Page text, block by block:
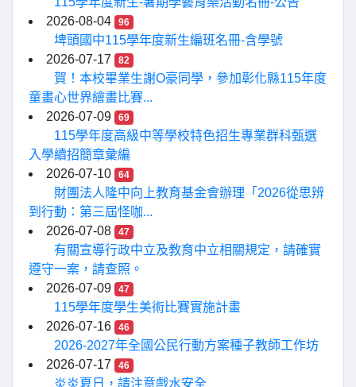
2026-08-04
96
埤頭國中115學年度新生編班名冊-含學號
2026-07-17
82
賀！本校畢業生謝O豪同學，參加彰化縣115年度
童畫心世界繪畫比賽...
2026-07-09
69
115學年度高級中等學校特色招生專業群科甄選
入學續招簡章彙編
2026-07-10
64
財團法人隆中向上教育基金會辦理「2026從思辨
到行動：第三屆怪咖...
2026-07-08
47
有關宣導行政中立及教育中立相關規定，請確實
遵守一案，請查照。
2026-07-09
47
115學年度學生美術比賽實施計畫
2026-07-16
46
2026-2027年全國公民行動方案種子教師工作坊
2026-07-17
46
炎炎夏日，請注意戲水安全